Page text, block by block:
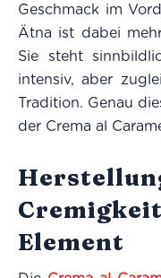
Geschmack im
Ätna ist dabei
Sie steht
intensiv, aber
Tradition. Genau
der Crema al
Element